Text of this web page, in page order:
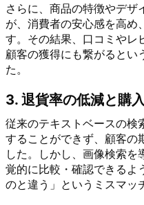
さらに、商品の特徴やデザ
が、消費者の安心感を高め
す。その結果、口コミやレ
顧客の獲得にも繋がるとい
た。
3. 退貨率の低減と購
従来のテキストベースの検
することができず、顧客の
した。しかし、画像検索を
覚的に比較・確認できるよ
のと違う」というミスマッ